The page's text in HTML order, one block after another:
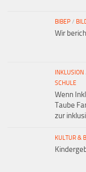
BIBEP /
Wir
INKLUSION
SCHULE
Wenn
Taube
zur
KULTUR &